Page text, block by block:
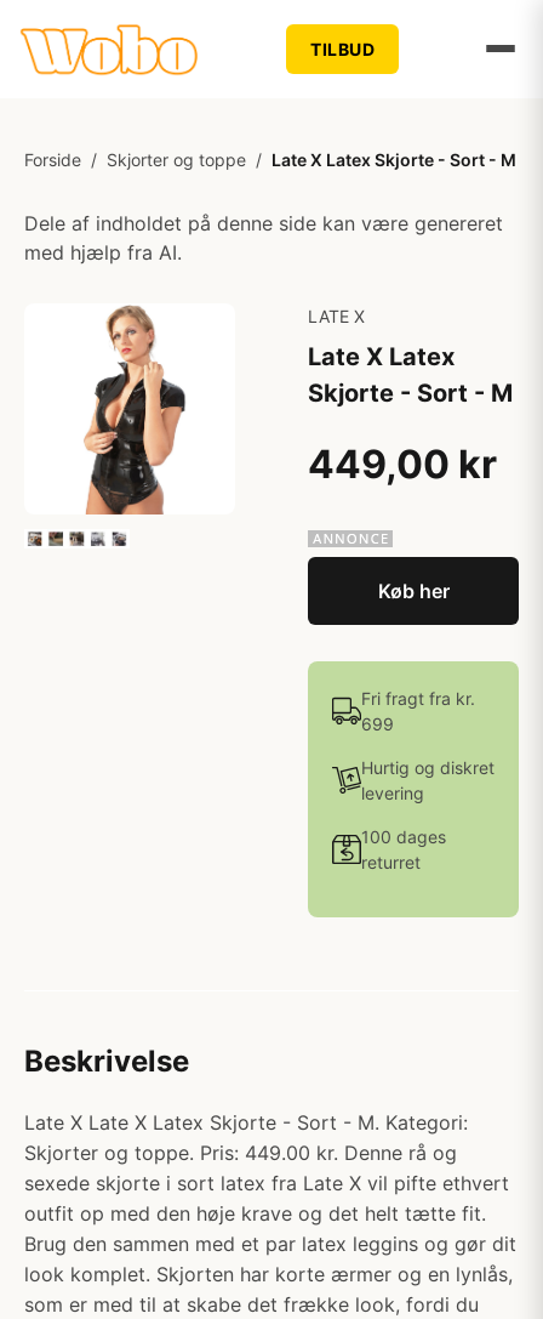
TILBUD
Forside / Skjorter og toppe / Late X Latex Skjorte - Sort - M
Dele af indholdet på denne side kan være genereret
med hjælp fra AI.
LATE X
Late X Latex
Skjorte - Sort - M
449,00 kr
Køb her
Fri fragt fra kr.
699
Hurtig og diskret
levering
100 dages
returret
Beskrivelse
Late X Late X Latex Skjorte - Sort - M. Kategori:
Skjorter og toppe. Pris: 449.00 kr. Denne rå og
sexede skjorte i sort latex fra Late X vil pifte ethvert
outfit op med den høje krave og det helt tætte fit.
Brug den sammen med et par latex leggins og gør dit
look komplet. Skjorten har korte ærmer og en lynlås,
som er med til at skabe det frække look, fordi du